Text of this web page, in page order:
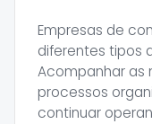
Empresas de
diferentes tipos
Acompanhar as
processos
continuar